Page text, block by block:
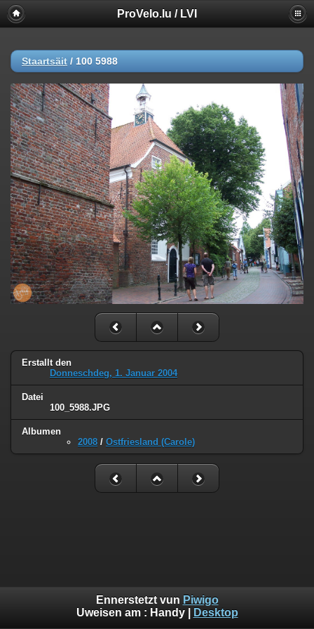
ProVelo.lu / LVI
Staartsäit / 100 5988
Erstallt den
Donneschdeg, 1. Januar 2004
Datei
100_5988.JPG
Albumen
2008 / Ostfriesland (Carole)
Ennerstetzt vun Piwigo
Uweisen am : Handy| Desktop